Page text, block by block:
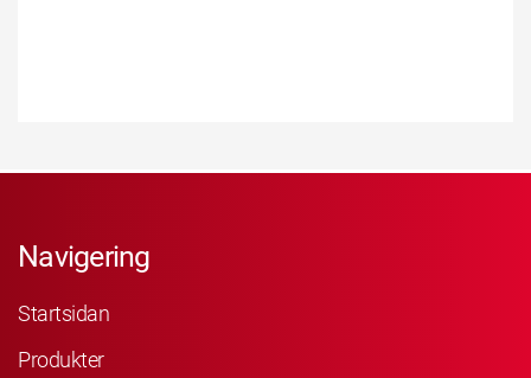
Navigering
Startsidan
Produkter